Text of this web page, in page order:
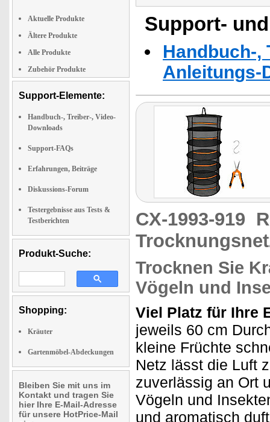
Aktuelle Produkte
Ältere Produkte
Alle Produkte
Zubehör Produkte
Support-Elemente:
Handbuch-, Treiber-, Video-
Downloads
Support-FAQs
Erfahrungen, Beiträge
Diskussions-Forum
Testergebnisse aus Tests &
Testberichten
Produkt-Suche:
Shopping:
Kräuter
Gartenmöbel-Abdeckungen
Bleiben Sie mit uns im
Kontakt und tragen Sie
hier Ihre E-Mail-Adresse
für unsere HotPrice-Mail
Support-
Handbuch-,
Anleitungs-
CX-1993-919
Trocknen Sie
Vögeln und
Viel Platz für Ihre
jeweils 60 cm
kleine Früchte
Netz lässt die Luft
zuverlässig an Ort
Vögeln und
und aromatisch